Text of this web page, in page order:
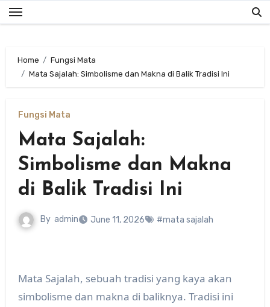
Skip
to
Home
Fungsi Mata
Mata Sajalah: Simbolisme dan Makna di Balik Tradisi Ini
Fungsi Mata
Mata Sajalah:
Simbolisme dan Makna
di Balik Tradisi Ini
By admin June 11, 2026 #mata sajalah
Mata Sajalah, sebuah tradisi yang kaya akan
simbolisme dan makna di baliknya. Tradisi ini